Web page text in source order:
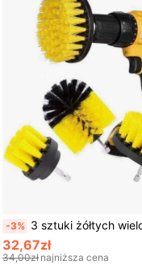
-3% 3 sztuki żółtych wielofunkcyjnych szczotek czyszczących, odpowiednich do powierzchni w łazience, fug, wanny, prysznica, kuchni,
32,67zł
34,00złnajniższa cena